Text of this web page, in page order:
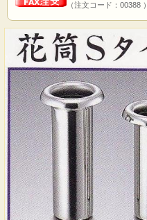
（注文コード：00388 ）